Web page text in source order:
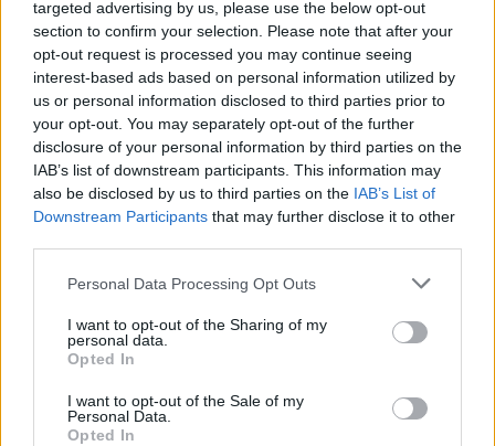
targeted advertising by us, please use the below opt-out
section to confirm your selection. Please note that after your
opt-out request is processed you may continue seeing
interest-based ads based on personal information utilized by
us or personal information disclosed to third parties prior to
your opt-out. You may separately opt-out of the further
disclosure of your personal information by third parties on the
IAB’s list of downstream participants. This information may
also be disclosed by us to third parties on the IAB’s List of
Downstream Participants that may further disclose it to other
Personal Data Processing Opt Outs
I want to opt-out of the Sharing of my
personal data.
Opted In
I want to opt-out of the Sale of my
Personal Data.
Opted In
Japan 6%-ot zuhant a kereskedés végére. A lemorzsolódó
index mellett a bányászattal foglalkozó társaságok...
KEDVES OLVASÓNK!
A keresett cikk a portfolio.hu hírarchívumához
tartozik, melynek olvasása előfizetéses
regisztrációhoz kötött.
Az előfizetés a következőket tartalmazza:
Portfolio.hu teljes cikkarchívum
kötéslistái